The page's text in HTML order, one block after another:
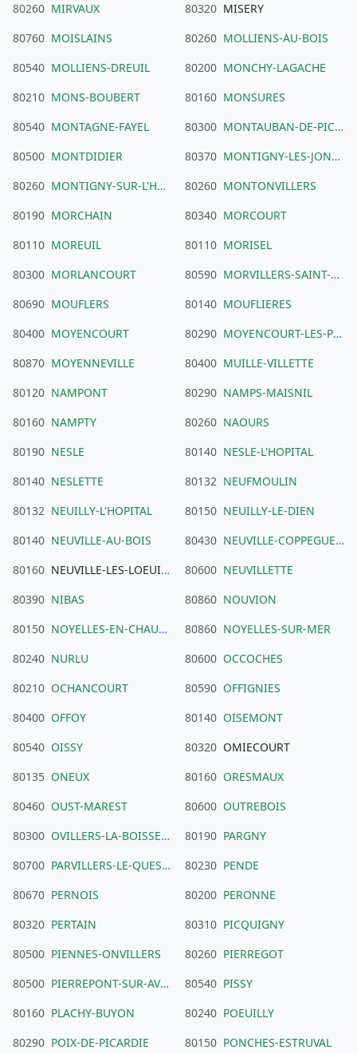
80260 MIRVAUX 80320 MISERY
80760 MOISLAINS 80260 MOLLIENS-AU-BOIS
80540 MOLLIENS-DREUIL 80200 MONCHY-LAGACHE
80210 MONS-BOUBERT 80160 MONSURES
80540 MONTAGNE-FAYEL 80300 MONTAUBAN-DE-PICARDIE
80500 MONTDIDIER 80370 MONTIGNY-LES-JONGLEURS
80260 MONTIGNY-SUR-L'HALLUE 80260 MONTONVILLERS
80190 MORCHAIN 80340 MORCOURT
80110 MOREUIL 80110 MORISEL
80300 MORLANCOURT 80590 MORVILLERS-SAINT-SATURNIN
80690 MOUFLERS 80140 MOUFLIERES
80400 MOYENCOURT 80290 MOYENCOURT-LES-POIX
80870 MOYENNEVILLE 80400 MUILLE-VILLETTE
80120 NAMPONT 80290 NAMPS-MAISNIL
80160 NAMPTY 80260 NAOURS
80190 NESLE 80140 NESLE-L'HOPITAL
80140 NESLETTE 80132 NEUFMOULIN
80132 NEUILLY-L'HOPITAL 80150 NEUILLY-LE-DIEN
80140 NEUVILLE-AU-BOIS 80430 NEUVILLE-COPPEGUEULE
80160 NEUVILLE-LES-LOEUILLY 80600 NEUVILLETTE
80390 NIBAS 80860 NOUVION
80150 NOYELLES-EN-CHAUSSEE 80860 NOYELLES-SUR-MER
80240 NURLU 80600 OCCOCHES
80210 OCHANCOURT 80590 OFFIGNIES
80400 OFFOY 80140 OISEMONT
80540 OISSY 80320 OMIECOURT
80135 ONEUX 80160 ORESMAUX
80460 OUST-MAREST 80600 OUTREBOIS
80300 OVILLERS-LA-BOISSELLE 80190 PARGNY
80700 PARVILLERS-LE-QUESNOY 80230 PENDE
80670 PERNOIS 80200 PERONNE
80320 PERTAIN 80310 PICQUIGNY
80500 PIENNES-ONVILLERS 80260 PIERREGOT
80500 PIERREPONT-SUR-AVRE 80540 PISSY
80160 PLACHY-BUYON 80240 POEUILLY
80290 POIX-DE-PICARDIE 80150 PONCHES-ESTRUVAL